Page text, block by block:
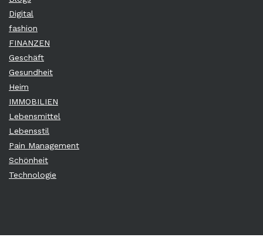
Digital
fashion
FINANZEN
Geschäft
Gesundheit
Heim
IMMOBILIEN
Lebensmittel
Lebensstil
Pain Management
Schönheit
Technologie